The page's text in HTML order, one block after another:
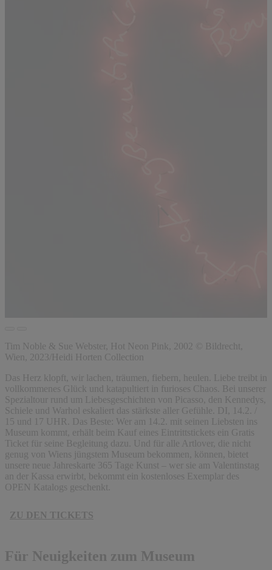
Tim Noble & Sue Webster, Hot Neon Pink, 2002 © Bildrecht,
Wien, 2023/Heidi Horten Collection
Das Herz klopft, wir lachen, träumen, fiebern, heulen. Liebe treibt in
vollkommenes Glück und katapultiert in furioses Chaos. Bei unserer
Spezialtour rund um Liebesgeschichten von Picasso, den Kennedys,
Schiele und Warhol eskaliert das stärkste aller Gefühle. DI, 14.2. /
15 und 17 UHR. Das Beste: Wer am 14.2. mit seinen Liebsten ins
Museum kommt, erhält beim Kauf eines Eintrittstickets ein Gratis
Ticket für seine Begleitung dazu. Und für alle Artlover, die nicht
genug von Wiens jüngstem Museum bekommen, können, bietet
unsere neue Jahreskarte 365 Tage Kunst – wer sie am Valentinstag
an der Kassa erwirbt, bekommt ein kostenloses Exemplar des
OPEN Katalogs geschenkt.
ZU DEN TICKETS
Für Neuigkeiten zum Museum